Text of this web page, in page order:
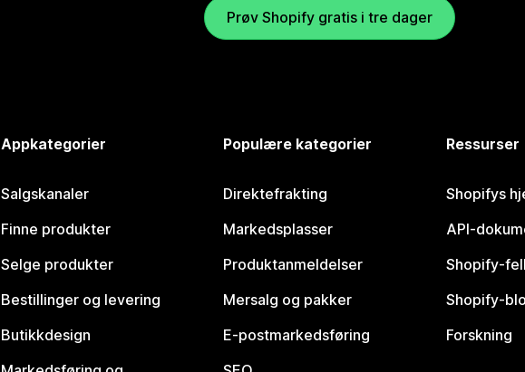
Prøv Shopify gratis i tre dager
Appkategorier
Salgskanaler
Finne produkter
Selge produkter
Bestillinger og levering
Butikkdesign
Populære kategorier
Direktefrakting
Markedsplasser
Produktanmeldelser
Mersalg og pakker
E-postmarkedsføring
Ressurser
Shopifys
API-
Shopify-
Shopify-
Forskning